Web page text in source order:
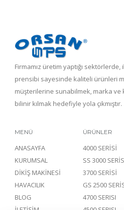
Firmamız üretim yaptığı
prensibi sayesinde kaliteli ürünleri
müşterilerine sunabilmek, marka ve
bilinir kılmak hedefiyle yola çıkmıştır.
MENÜ
ANASAYFA
KURUMSAL
DİKİŞ MAKİNESİ
HAVACILIK
BLOG
ÜRÜNLER
4000 SERİSİ
SS 3000
3700 SERİSİ
GS 2500
4700 SERISI